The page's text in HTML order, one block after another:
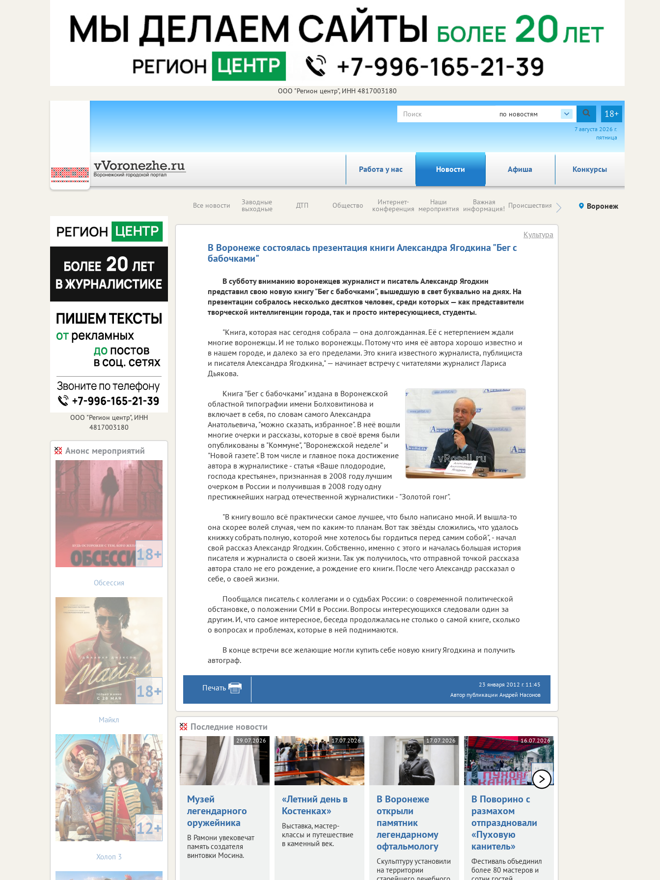
ООО "Регион центр", ИНН 4817003180
по новостям 18+
7 августа 2026 г.
пятница
Работа у нас Новости Афиша Конкурсы
Все новости Заводные
выходные ДТП Общество Интернет-
конференция
Наши
мероприятия
Важная
информация! Происшествия Здоровье компаний (на
Воронеж
В Воронеже состоялась презентация книги Александра Ягодкина "Бег с
бабочками"
Культура
В субботу вниманию воронежцев журналист и писатель Александр Ягодкин
представил свою новую книгу "Бег с бабочками", вышедшую в свет буквально на днях. На
презентации собралось несколько десятков человек, среди которых — как представители
творческой интеллигенции города, так и просто интересующиеся, студенты.
"Книга, которая нас сегодня собрала — она долгожданная. Её с нетерпением ждали
многие воронежцы. И не только воронежцы. Потому что имя её автора хорошо известно и
в нашем городе, и далеко за его пределами. Это книга известного журналиста, публициста
и писателя Александра Ягодкина," — начинает встречу с читателями журналист Лариса
Дьякова.
Книга "Бег с бабочками" издана в Воронежской
областной типографии имени Болховитинова и
включает в себя, по словам самого Александра
Анатольевича, "можно сказать, избранное". В неё вошли
многие очерки и рассказы, которые в своё время были
опубликованы в "Коммуне", "Воронежской неделе" и
"Новой газете". В том числе и главное пока достижение
автора в журналистике - статья «Ваше плодородие,
господа крестьяне», признанная в 2008 году лучшим
очерком в России и получившая в 2008 году одну
престижнейших наград отечественной журналистики - "Золотой гонг".
"В книгу вошло всё практически самое лучшее, что было написано мной. И вышла-то
она скорее волей случая, чем по каким-то планам. Вот так звёзды сложились, что удалось
книжку собрать полную, которой мне хотелось бы гордиться перед самим собой", - начал
свой рассказ Александр Ягодкин. Собственно, именно с этого и началась большая история
писателя и журналиста о своей жизни. Так уж получилось, что отправной точкой рассказа
автора стало не его рождение, а рождение его книги. После чего Александр рассказал о
себе, о своей жизни.
Пообщался писатель с коллегами и о судьбах России: о современной политической
обстановке, о положении СМИ в России. Вопросы интересующихся следовали один за
другим. И, что самое интересное, беседа продолжалась не столько о самой книге, сколько
о вопросах и проблемах, которые в ней поднимаются.
В конце встречи все желающие могли купить себе новую книгу Ягодкина и получить
автограф.
Печать
23 января 2012 г. 11:45
Автор публикации Андрей Насонов
Последние новости
29.07.2026
Музей
легендарного
оружейника
В Рамони увековечат
память создателя
винтовки Мосина.
17.07.2026
«Летний день в
Костенках»
Выставка, мастер-
классы и путешествие
в каменный век.
17.07.2026
В Воронеже
открыли
памятник
легендарному
офтальмологу
Скульптуру установили
на территории
16.07.2026
0+
В Поворино с
размахом
отпраздновали
«Пуховую
канитель»
Фестиваль объединил
более 80 мастеров и
ООО "Регион центр", ИНН
4817003180
Анонс мероприятий
18+
Обсессия
18+
Майкл
12+
Холоп 3